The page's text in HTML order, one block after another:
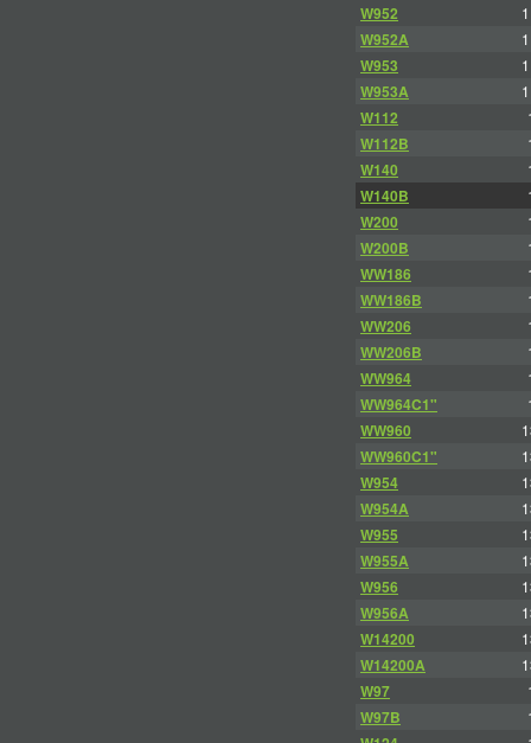
W952
W952A
W953
W953A
W112
W112B
W140
W140B
W200
W200B
WW186
WW186B
WW206
WW206B
WW964
WW964C1"
WW960
WW960C1"
W954
W954A
W955
W955A
W956
W956A
W14200
W14200A
W97
W97B